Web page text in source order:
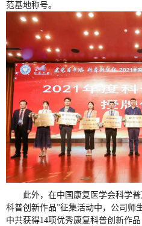
范基地称号。
此外，在中国康复医学会科学
科普创新作品”征集活动中， 公司师
中共获得14项优秀康复科普创新作